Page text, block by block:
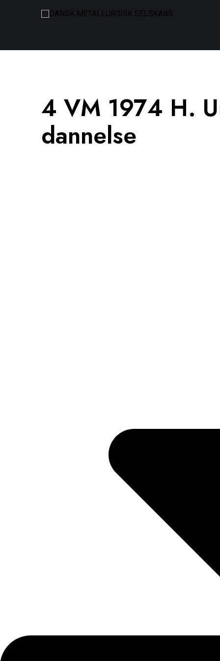
4 VM 1974 H.
dannelse